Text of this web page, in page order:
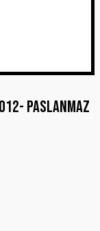
Paslanmaz